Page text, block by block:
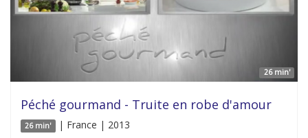
26 min'
Péché gourmand - Truite en robe d'amour
26 min' | France | 2013